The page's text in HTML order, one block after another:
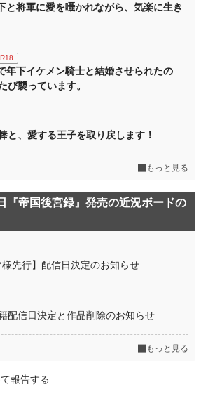
と将軍に愛を囁かれながら、気楽に生き
R18
年下イケメン騎士と結婚させられたの
び襲っています。
と、愛する王子を取り戻します！
もっと見る
『帝国後宮録』発売の近況ボードの
様先行】配信日決定のお知らせ
配信日決定と作品削除のお知らせ
もっと見る
報告する